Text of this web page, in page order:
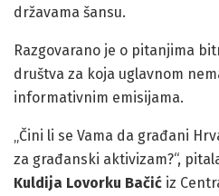
državama šansu.
Razgovarano je o pitanjima
društva za koja uglavnom
informativnim emisijama.
„Čini li se Vama da građani
za građanski aktivizam?“,
Kuldija Lovorku Bačić iz